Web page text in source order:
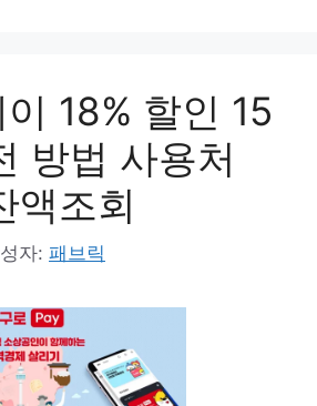
18% 할인 15
방법 사용처
액조회
자: 패브릭